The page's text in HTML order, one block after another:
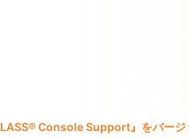
Console Support』をバージ